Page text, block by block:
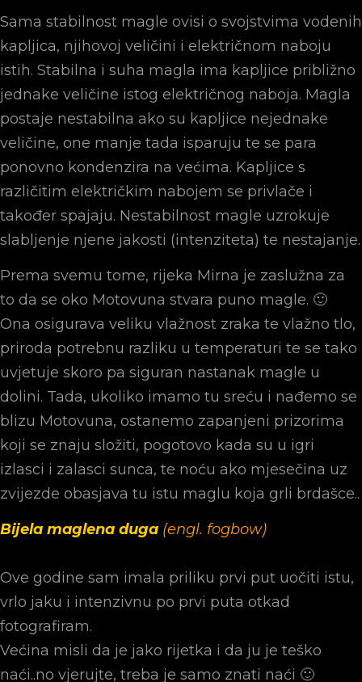
Sama stabilnost magle ovisi o svojstvima vodenih
kapljica, njihovoj veličini i električnom naboju
istih. Stabilna i suha magla ima kapljice približno
jednake veličine istog električnog naboja. Magla
postaje nestabilna ako su kapljice nejednake
veličine, one manje tada isparuju te se para
ponovno kondenzira na većima. Kapljice s
različitim električkim nabojem se privlače i
također spajaju. Nestabilnost magle uzrokuje
slabljenje njene jakosti (intenziteta) te nestajanje.
Prema svemu tome, rijeka Mirna je zaslužna za
to da se oko Motovuna stvara puno magle. 🙂
Ona osigurava veliku vlažnost zraka te vlažno tlo,
priroda potrebnu razliku u temperaturi te se tako
uvjetuje skoro pa siguran nastanak magle u
dolini. Tada, ukoliko imamo tu sreću i nađemo se
blizu Motovuna, ostanemo zapanjeni prizorima
koji se znaju složiti, pogotovo kada su u igri
izlasci i zalasci sunca, te noću ako mjesečina uz
zvijezde obasjava tu istu maglu koja grli brdašce..
Bijela maglena duga (engl. fogbow)
Ove godine sam imala priliku prvi put uočiti istu,
vrlo jaku i intenzivnu po prvi puta otkad
fotografiram.
Većina misli da je jako rijetka i da ju je teško
naći..no vjerujte, treba je samo znati naći 🙂